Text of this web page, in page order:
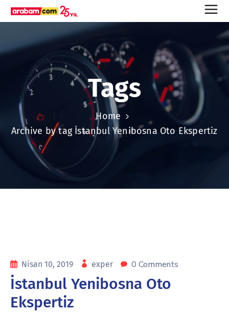
Tags
Home
Archive by tag İstanbul Yenibosna Oto Ekspertiz
Nisan 10, 2019 exper 0 Comments
İstanbul Yenibosna Oto
Ekspertiz